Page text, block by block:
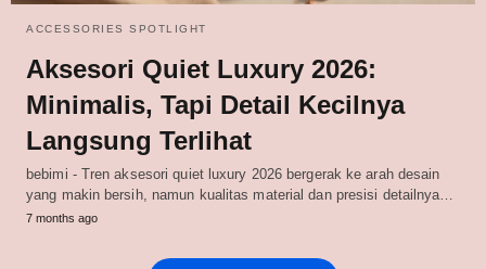
ACCESSORIES SPOTLIGHT
Aksesori Quiet Luxury 2026:
Minimalis, Tapi Detail Kecilnya
Langsung Terlihat
bebimi - Tren aksesori quiet luxury 2026 bergerak ke arah desain
yang makin bersih, namun kualitas material dan presisi detailnya…
7 months ago